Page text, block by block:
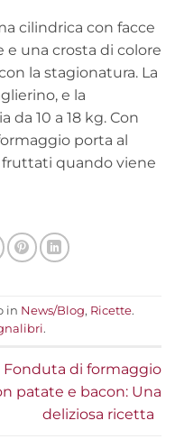
cilindrica con facce
una crosta di colore
la stagionatura. La
e la
da 10 a 18 kg. Con
porta al
fruttati quando viene
in News/Blog, Ricette.
.
Fonduta di formaggio
patate e bacon: Una
deliziosa ricetta